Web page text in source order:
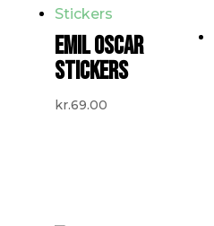
EMIL OSCAR
STICKERS
kr.69.00